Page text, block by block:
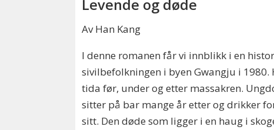
Levende og døde
Av Han Kang
I denne romanen får vi innblikk i en
sivilbefolkningen i byen Gwangju i
tida før, under og etter massakren.
sitter på bar mange år etter og drikker
sitt. Den døde som ligger i en haug i